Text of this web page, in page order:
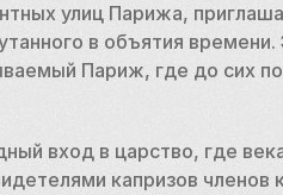
улиц Парижа,
в объятия
Париж, где до сих
вход в царство, где
капризов членов